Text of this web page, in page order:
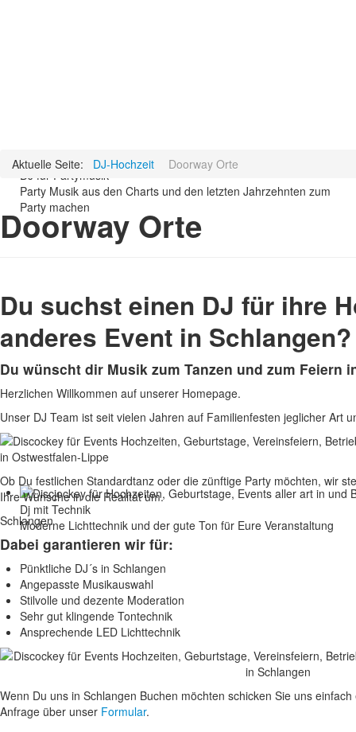
DJ für Partymusik
Party Musik aus den Charts und den letzten Jahrzehnten zum
Party machen
Dj mit Technik
Moderne Lichttechnik und der gute Ton für Eure Veranstaltung
Aktuelle Seite: DJ-Hochzeit Doorway Orte
Doorway Orte
Du suchst einen DJ für ihre
anderes Event in Schlangen?
Du wünscht dir Musik zum Tanzen und zum Feiern
Herzlichen Willkommen auf unserer Homepage.
Unser DJ Team ist seit vielen Jahren auf Familienfesten jeglicher Art
Ob Du festlichen Standardtanz oder die zünftige Party möchten, wir
Ihre Wünsche in die Realität um.
Schlangen
Dabei garantieren wir für:
Pünktliche DJ´s in Schlangen
Angepasste Musikauswahl
Stilvolle und dezente Moderation
Sehr gut klingende Tontechnik
Ansprechende LED Lichttechnik
Wenn Du uns in Schlangen Buchen möchten schicken Sie uns
Anfrage über unser Formular.